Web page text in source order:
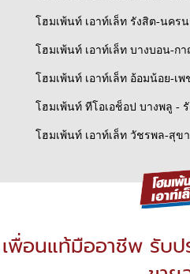
โฮมเพ้นท์ เอาท์เล็ท รังสิต-นคร
โฮมเพ้นท์ เอาท์เล็ท บางบอน-ก
โฮมเพ้นท์ เอาท์เล็ท อ้อมน้อย-เพ
โฮมเพ้นท์ ทีโอเอช็อป บางพลู -
โฮมเพ้นท์ เอาท์เล็ท วัชรพล-สุข
เพื่อนแท้มืออาชีพ รับป